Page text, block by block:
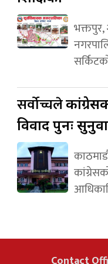
भक्तपुर,
सर्वोच्चले
विवाद पुनः